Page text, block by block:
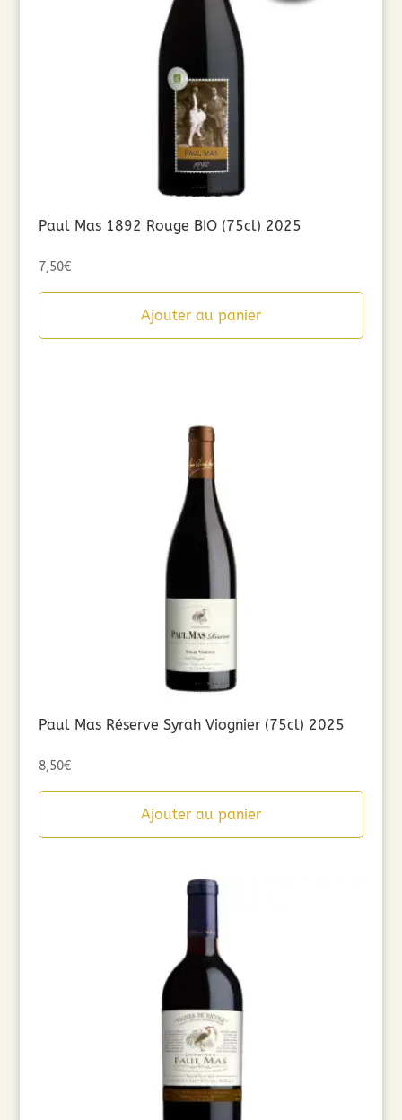
Paul Mas 1892 Rouge BIO (75cl) 2025
7,50€
Ajouter au panier
Paul Mas Réserve Syrah Viognier (75cl) 2025
8,50€
Ajouter au panier